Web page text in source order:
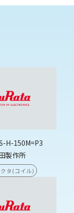
H-150M=P3
製作所
タ(コイル)